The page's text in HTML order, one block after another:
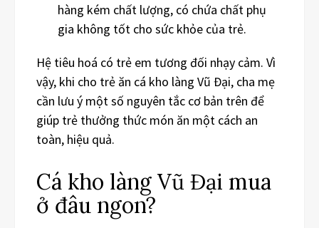
hàng kém chất lượng, có chứa chất phụ
gia không tốt cho sức khỏe của trẻ.
Hệ tiêu hoá có trẻ em tương đối nhạy cảm. Vì
vậy, khi cho trẻ ăn cá kho làng Vũ Đại, cha mẹ
cần lưu ý một số nguyên tắc cơ bản trên để
giúp trẻ thưởng thức món ăn một cách an
toàn, hiệu quả.
Cá kho làng Vũ Đại mua
ở đâu ngon?